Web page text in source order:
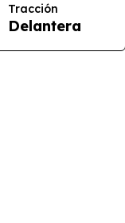
Tracción
Delantera